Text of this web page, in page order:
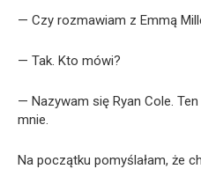
— Czy rozmawiam z Emmą
— Tak. Kto mówi?
— Nazywam się Ryan Cole.
mnie.
Na początku pomyślałam, że